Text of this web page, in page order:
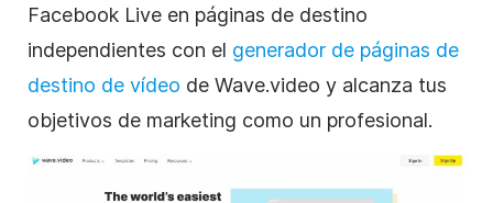
Facebook Live en páginas de destino
independientes con el generador de páginas de
destino de vídeo de Wave.video y alcanza tus
objetivos de marketing como un profesional.